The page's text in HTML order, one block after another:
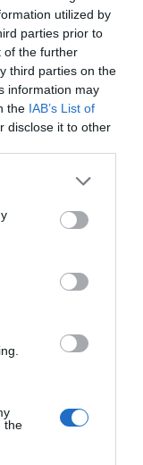
utilized by
parties prior to
of the further
third parties on the
information may
the IAB’s List of
disclose it to other
the
27
NOMEAÇÕES